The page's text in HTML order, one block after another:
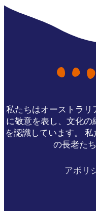
私たちはオーストラリ
に敬意を表し、文化の
を認識しています。
の長老た
アボリ